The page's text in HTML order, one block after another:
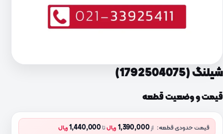
شیلنگ (1792504075)
قیمت و وضعیت قطعه
قیمت حدودی قطعه: از1,390,000 ریالتا1,440,000 ریال